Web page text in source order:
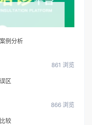
例分析
861 浏览
区
866 浏览
较